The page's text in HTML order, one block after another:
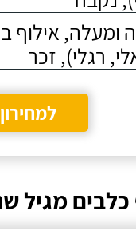
ומעלה,
רגלי), זכר
מגיל